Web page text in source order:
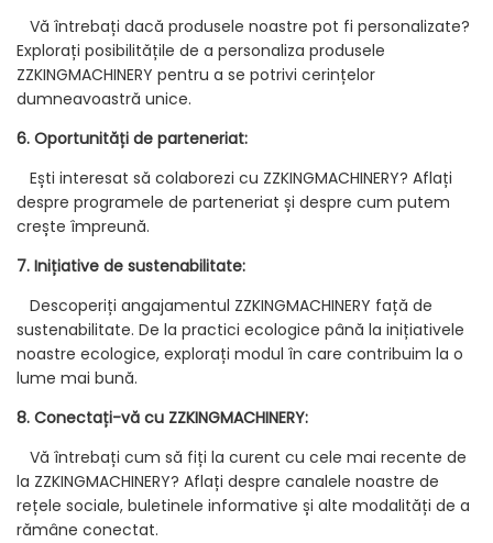
Vă întrebați dacă produsele noastre pot fi personalizate?
Explorați posibilitățile de a personaliza produsele
ZZKINGMACHINERY pentru a se potrivi cerințelor
dumneavoastră unice.
6. Oportunități de parteneriat:
Ești interesat să colaborezi cu ZZKINGMACHINERY? Aflați
despre programele de parteneriat și despre cum putem
crește împreună.
7. Inițiative de sustenabilitate:
Descoperiți angajamentul ZZKINGMACHINERY față de
sustenabilitate. De la practici ecologice până la inițiativele
noastre ecologice, explorați modul în care contribuim la o
lume mai bună.
8. Conectați-vă cu ZZKINGMACHINERY:
Vă întrebați cum să fiți la curent cu cele mai recente de
la ZZKINGMACHINERY? Aflați despre canalele noastre de
rețele sociale, buletinele informative și alte modalități de a
rămâne conectat.